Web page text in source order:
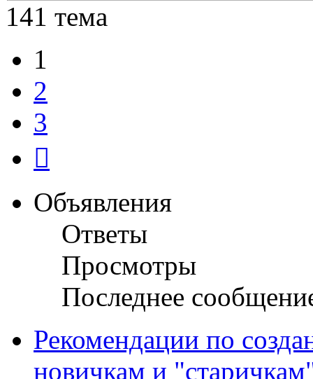
141 тема
1
2
3
Объявления
Ответы
Просмотры
Последнее
Рекомендации по
новичкам и